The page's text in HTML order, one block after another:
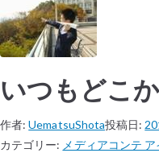
いつもどこ
作者:UematsuShota投稿日:
カテゴリー: メディアコンテ ア